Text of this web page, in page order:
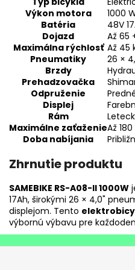
Výkon motora
1000
Batéria
48V
Dojazd
Až 65
Maximálna rýchlosť Až 45
Pneumatiky
26 ×
Brzdy
Prehadzovačka
Odpruženie
Displej
Rám
Maximálne zaťaženieAž
Doba nabíjania
Zhrnutie produktu
SAMEBIKE RS-A08-II 1000W
17Ah, širokými 26 × 4,0"
displejom. Tento
výbornú výbavu pre